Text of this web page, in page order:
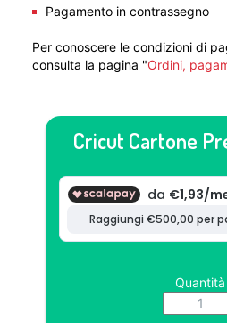
Pagamento in contrassegno
Per conoscere le condizioni di
consulta la pagina "Ordini,
Cricut Cartone
Quantità